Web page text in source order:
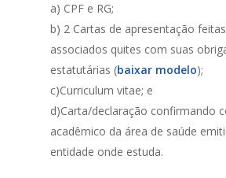
a) CPF e RG;
b) 2 Cartas de apresentação
associados quites com suas
estatutárias (baixar modelo);
c)Curriculum vitae; e
d)Carta/declaração confirmando
acadêmico da área de saúde
entidade onde estuda.